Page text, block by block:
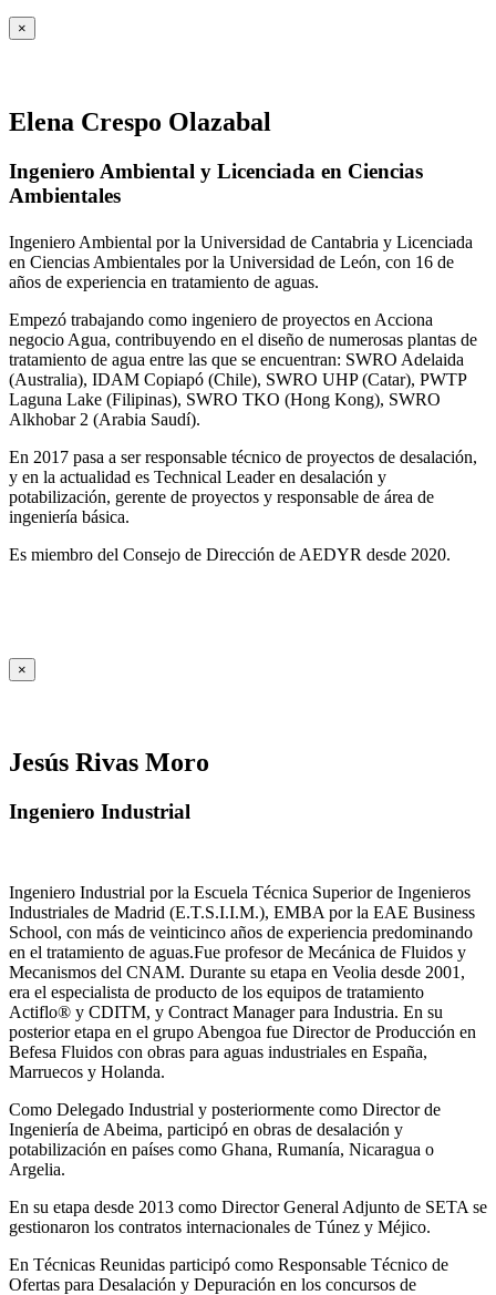
×
Elena Crespo Olazabal
Ingeniero Ambiental y Licenciada en Ciencias
Ambientales
Ingeniero Ambiental por la Universidad de Cantabria y Licenciada
en Ciencias Ambientales por la Universidad de León, con 16 de
años de experiencia en tratamiento de aguas.
Empezó trabajando como ingeniero de proyectos en Acciona
negocio Agua, contribuyendo en el diseño de numerosas plantas de
tratamiento de agua entre las que se encuentran: SWRO Adelaida
(Australia), IDAM Copiapó (Chile), SWRO UHP (Catar), PWTP
Laguna Lake (Filipinas), SWRO TKO (Hong Kong), SWRO
Alkhobar 2 (Arabia Saudí).
En 2017 pasa a ser responsable técnico de proyectos de desalación,
y en la actualidad es Technical Leader en desalación y
potabilización, gerente de proyectos y responsable de área de
ingeniería básica.
Es miembro del Consejo de Dirección de AEDYR desde 2020.
×
Jesús Rivas Moro
Ingeniero Industrial
Ingeniero Industrial por la Escuela Técnica Superior de Ingenieros
Industriales de Madrid (E.T.S.I.I.M.), EMBA por la EAE Business
School, con más de veinticinco años de experiencia predominando
en el tratamiento de aguas.Fue profesor de Mecánica de Fluidos y
Mecanismos del CNAM. Durante su etapa en Veolia desde 2001,
era el especialista de producto de los equipos de tratamiento
Actiflo® y CDITM, y Contract Manager para Industria. En su
posterior etapa en el grupo Abengoa fue Director de Producción en
Befesa Fluidos con obras para aguas industriales en España,
Marruecos y Holanda.
Como Delegado Industrial y posteriormente como Director de
Ingeniería de Abeima, participó en obras de desalación y
potabilización en países como Ghana, Rumanía, Nicaragua o
Argelia.
En su etapa desde 2013 como Director General Adjunto de SETA se
gestionaron los contratos internacionales de Túnez y Méjico.
En Técnicas Reunidas participó como Responsable Técnico de
Ofertas para Desalación y Depuración en los concursos de